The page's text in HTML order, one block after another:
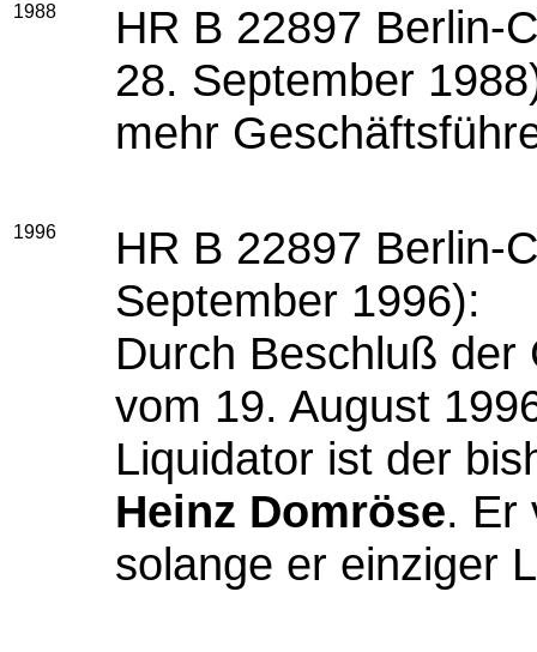
1988
HR B 22897 Berlin-
28. September
mehr
1996
HR B 22897 Berlin-
September 1996):
Durch Beschluß
vom 19. August
Liquidator ist der
Heinz Domröse. Er
solange er einziger